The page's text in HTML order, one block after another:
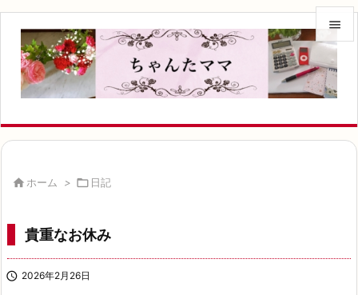


メニュ


 ホーム >  日記
貴重なお休み
 2026年2月26日